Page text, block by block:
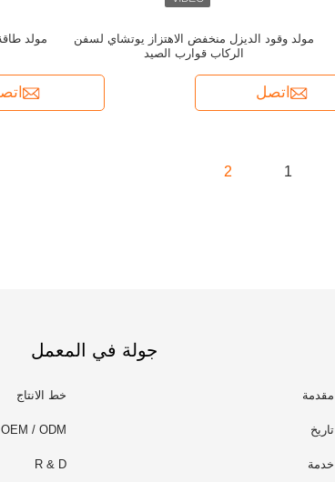
مولد
مولد وقود الديزل منخفض الاهتزاز يوتشاي لسفن
الركاب قوارب الصيد
اتصل
1
2
مقدمة
تاريخ
خدمة
جولة في المعمل
خط الانتاج
OEM / ODM
R & D